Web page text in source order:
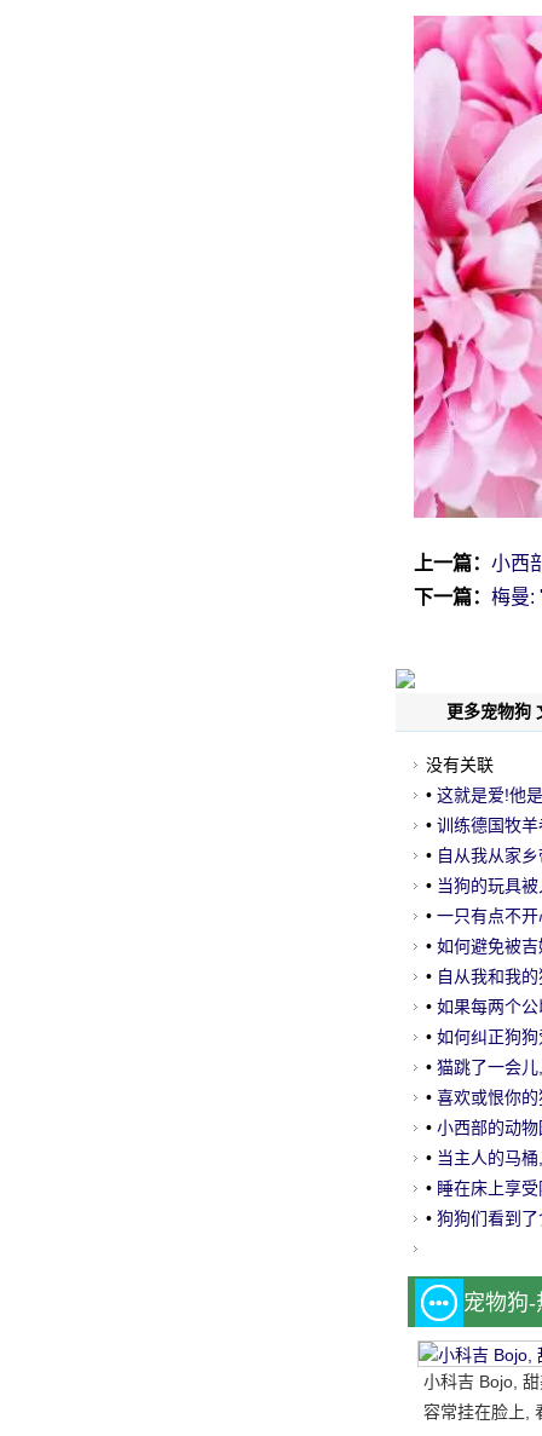
上一篇： 小西
下一篇： 梅曼:
更多宠物狗
没有关联
• 这就是爱!他
• 训练德国牧
• 自从我从家
• 当狗的玩具
• 一只有点不
• 如何避免被
• 自从我和我
• 如果每两个
• 如何纠正狗
• 猫跳了一会
• 喜欢或恨你
• 小西部的动物
• 当主人的马
• 睡在床上享
• 狗狗们看到
宠物狗
小科吉 Bojo,
容常挂在脸上,